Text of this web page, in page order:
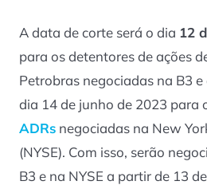
A data de corte será o dia 12
para os detentores de ações
Petrobras negociadas na B3
dia 14 de junho de 2023 para
ADRs negociadas na New
(NYSE). Com isso, serão
B3 e na NYSE a partir de 13